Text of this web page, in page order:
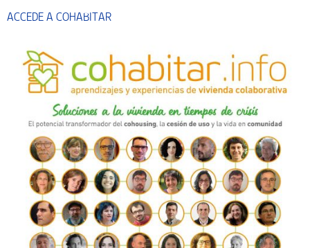
ACCEDE A COHABITAR